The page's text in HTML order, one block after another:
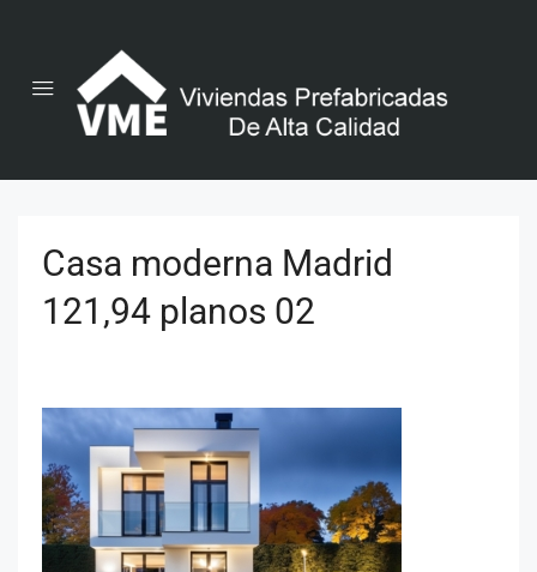
Casa moderna Madrid
121,94 planos 02